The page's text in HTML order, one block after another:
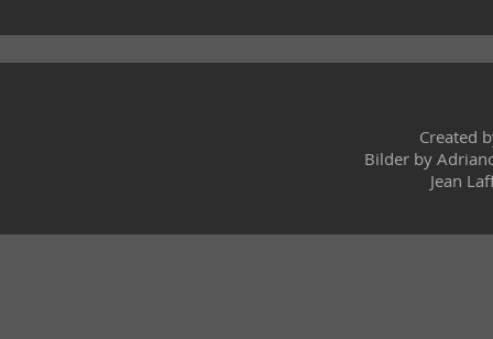
Created
Bilder by
Jean